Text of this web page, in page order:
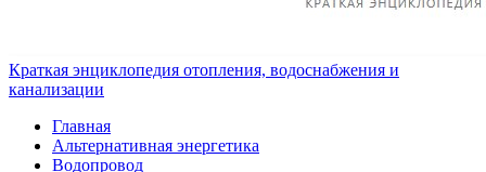
Краткая энциклопедия отопления, водоснабжения и
канализации
Главная
Альтернативная энергетика
Водопровод